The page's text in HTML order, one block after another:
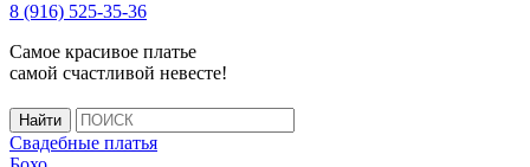
8 (916) 525-35-36
Самое красивое платье
самой счастливой невесте!
Свадебные платья